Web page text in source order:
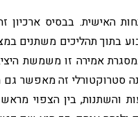
האישית. בבסיס ארכיון
בתוך תהליכים משתנים
אמירה זו משמשת
סטרוקטורלי זה מאפשר גם
והשתנות, בין הצפוי